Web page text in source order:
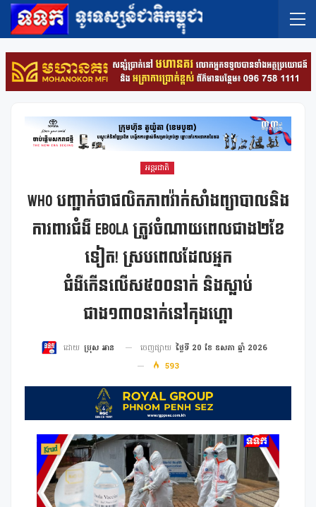
អន្តរជាតិ
WHO បញ្ជាក់ថាផលិតភាពវ៉ាក់សាំងព្យាបាលនិង
ការពារជំងឺ Ebola ត្រូវចំណាយពេលជាង២ខែ
ទៀត! ស្របពេលដែលអ្នក
ជំងឺកើនលើស៥០០នាក់ និងស្លាប់
ជាង១៣០នាក់នៅកុងហ្គោ
ដោយ ប្រុស អាន ចេញផ្សាយ ថ្ងៃទី 20 ខែ ឧសភា ឆ្នាំ 2026
593